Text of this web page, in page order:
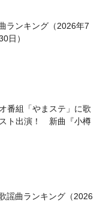
ランキング（2026年7
日）
番組「やまステ」に歌
ト出演！ 新曲『小樽
謡曲ランキング（2026